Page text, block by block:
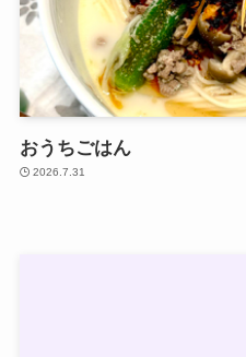
おうちごはん
2026.7.31